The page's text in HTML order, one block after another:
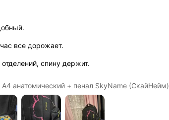
все дорожает.
спину держит.
анатомический + пенал SkyName (СкайНейм)